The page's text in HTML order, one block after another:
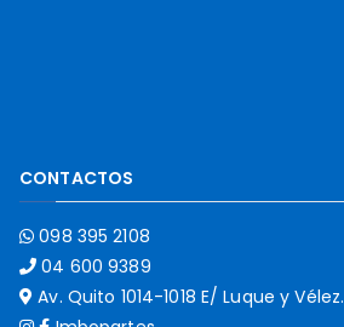
CONTACTOS
098 395 2108
04 600 9389
Av. Quito 1014-1018 E/ Luque y Vélez.